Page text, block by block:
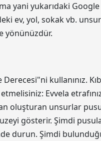
yani yukarıdaki
ev, yol, sokak vb.
yönünüzdür.
kullanınız.
Evvela
oluşturan unsurlar
gösterir. Şimdi
durun. Şimdi